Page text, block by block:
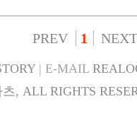
PREV 1 NEXT
| E-MAIL
, ALL RIGHTS